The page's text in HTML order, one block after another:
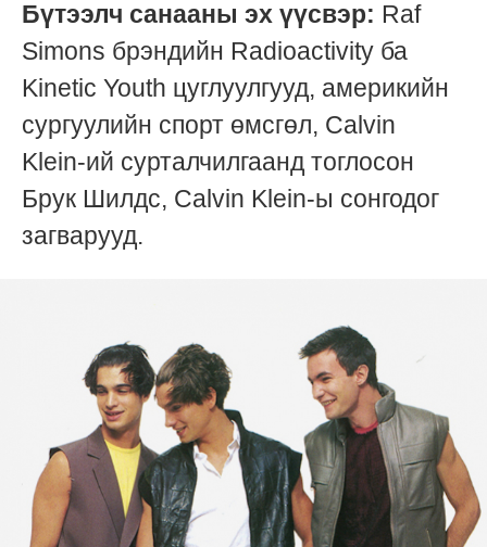
Бүтээлч санааны эх үүсвэр: Raf
Simons брэндийн Radioactivity ба
Kinetic Youth цуглуулгууд, америкийн
сургуулийн спорт өмсгөл, Calvin
Klein-ий сурталчилгаанд тоглосон
Брук Шилдс, Calvin Klein-ы сонгодог
загварууд.